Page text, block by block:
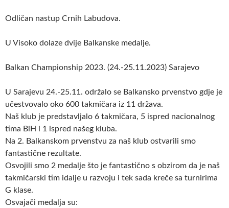
Odličan nastup Crnih Labudova.
U Visoko dolaze dvije Balkanske medalje.
Balkan Championship 2023. (24.-25.11.2023) Sarajevo
U Sarajevu 24.-25.11. održalo se Balkansko prvenstvo gdje je
učestvovalo oko 600 takmičara iz 11 država.
Naš klub je predstavljalo 6 takmičara, 5 ispred nacionalnog
tima BiH i 1 ispred našeg kluba.
Na 2. Balkanskom prvenstvu za naš klub ostvarili smo
fantastične rezultate.
Osvojili smo 2 medalje što je fantastično s obzirom da je naš
takmičarski tim idalje u razvoju i tek sada kreče sa turnirima
G klase.
Osvajači medalja su: